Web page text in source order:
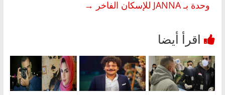
وحدة بـ JANNA للإسكان الفاخر
→